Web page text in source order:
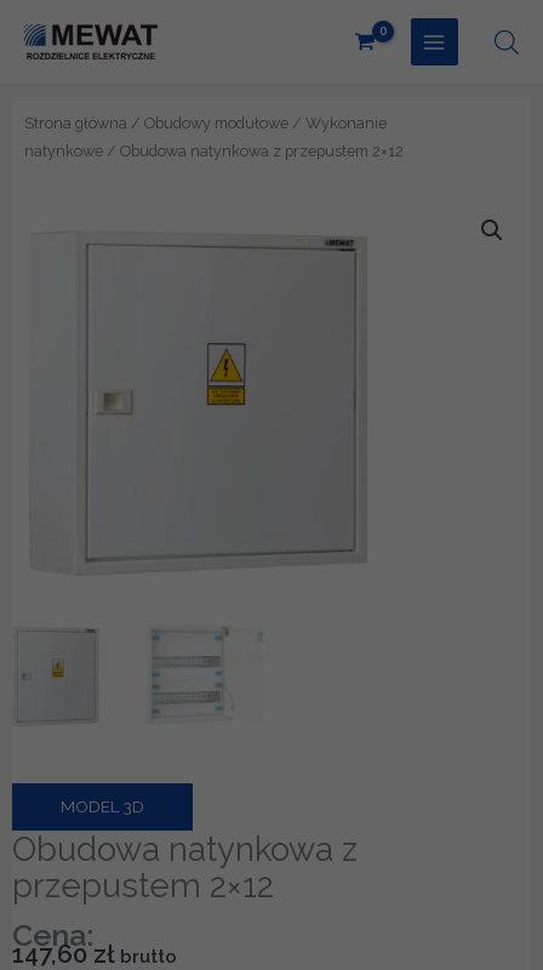
Strona główna / Obudowy modułowe / Wykonanie
natynkowe / Obudowa natynkowa z przepustem 2×12
MODEL 3D
Obudowa natynkowa z
przepustem 2×12
Cena:
147,60zł